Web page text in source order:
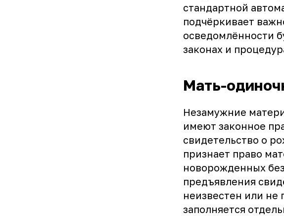
стандартной
подчёркивает
осведомлённости
законах и
Мать-
Незамужние
имеют законное
свидетельство о
признает право
новорожденных
предъявления
неизвестен или не
заполняется